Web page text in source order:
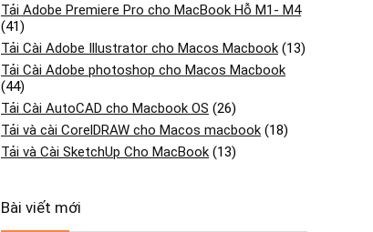
Tải Adobe Premiere Pro cho MacBook Hỗ M1- M4
(41)
Tải Cài Adobe Illustrator cho Macos Macbook (13)
Tải Cài Adobe photoshop cho Macos Macbook
(44)
Tải Cài AutoCAD cho Macbook OS (26)
Tải và cài CorelDRAW cho Macos macbook (18)
Tải và Cài SketchUp Cho MacBook (13)
Bài viết mới